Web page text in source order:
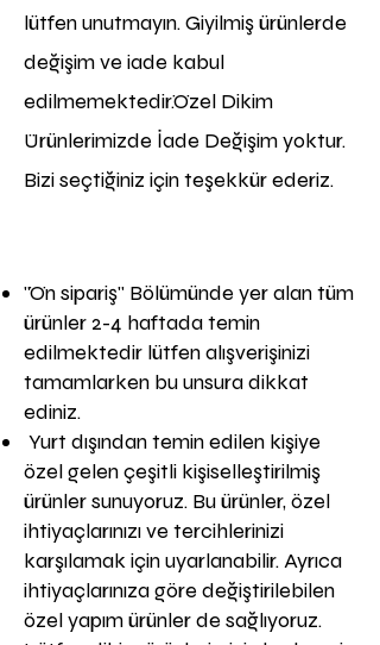
lütfen unutmayın. Giyilmiş ürünlerde
değişim ve iade kabul
edilmemektedir.Özel Dikim
Ürünlerimizde İade Değişim yoktur.
Bizi seçtiğiniz için teşekkür ederiz.
''Ön sipariş'' Bölümünde yer alan tüm
ürünler 2-4 haftada temin
edilmektedir lütfen alışverişinizi
tamamlarken bu unsura dikkat
ediniz.
Yurt dışından temin edilen kişiye
özel gelen çeşitli kişiselleştirilmiş
ürünler sunuyoruz. Bu ürünler, özel
ihtiyaçlarınızı ve tercihlerinizi
karşılamak için uyarlanabilir. Ayrıca
ihtiyaçlarınıza göre değiştirilebilen
özel yapım ürünler de sağlıyoruz.